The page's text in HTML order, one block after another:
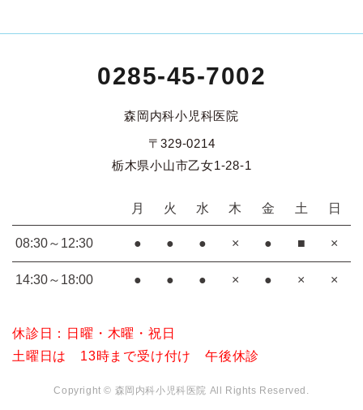
0285-45-7002
森岡内科小児科医院
〒329-0214
栃木県小山市乙女1-28-1
月 火 水 木 金 土 日
08:30～12:30 ● ● ● × ● ■ ×
14:30～18:00 ● ● ● × ● × ×
休診日：日曜・木曜・祝日
土曜日は 13時まで受け付け 午後休診
Copyright © 森岡内科小児科医院 All Rights Reserved.